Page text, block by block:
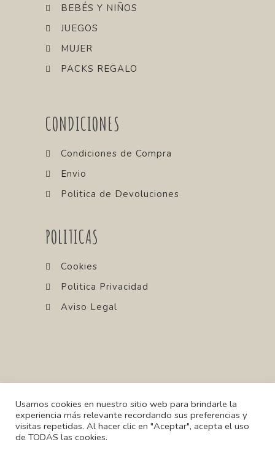
BEBÉS Y NIÑOS
JUEGOS
MUJER
PACKS REGALO
CONDICIONES
Condiciones de Compra
Envio
Politica de Devoluciones
POLITICAS
Cookies
Politica Privacidad
Aviso Legal
Copyright MIAU 2021. All Rights
Usamos cookies en nuestro sitio web para brindarle la
experiencia más relevante recordando sus preferencias y
visitas repetidas. Al hacer clic en "Aceptar", acepta el uso
de TODAS las cookies.